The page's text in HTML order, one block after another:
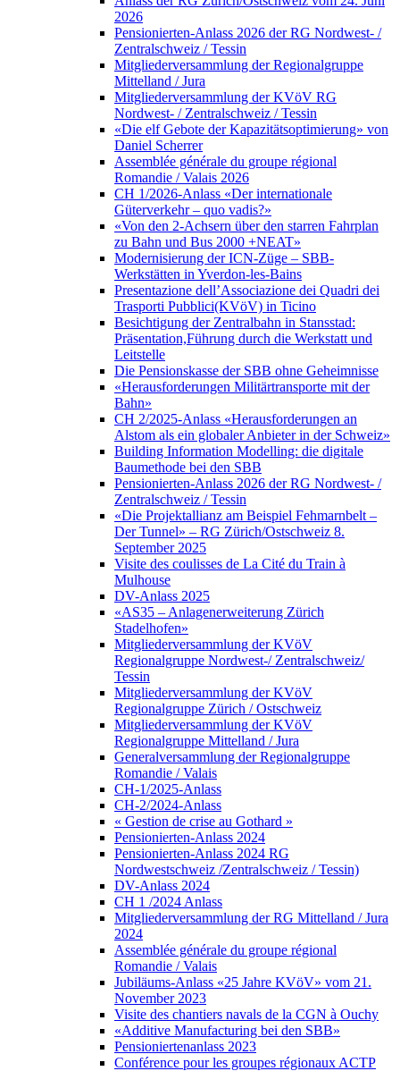
2026
Pensionierten-Anlass 2026 der RG Nordwest- /
Zentralschweiz / Tessin
Mitgliederversammlung der Regionalgruppe
Mittelland / Jura
Mitgliederversammlung der KVöV RG
Nordwest- / Zentralschweiz / Tessin
«Die elf Gebote der Kapazitätsoptimierung» von
Daniel Scherrer
Assemblée générale du groupe régional
Romandie / Valais 2026
CH 1/2026-Anlass «Der internationale
Güterverkehr – quo vadis?»
«Von den 2-Achsern über den starren Fahrplan
zu Bahn und Bus 2000 +NEAT»
Modernisierung der ICN-Züge – SBB-
Werkstätten in Yverdon-les-Bains
Presentazione dell’Associazione dei Quadri dei
Trasporti Pubblici(KVöV) in Ticino
Besichtigung der Zentralbahn in Stansstad:
Präsentation,Führung durch die Werkstatt und
Leitstelle
Die Pensionskasse der SBB ohne Geheimnisse
«Herausforderungen Militärtransporte mit der
Bahn»
CH 2/2025-Anlass «Herausforderungen an
Alstom als ein globaler Anbieter in der Schweiz»
Building Information Modelling: die digitale
Baumethode bei den SBB
Pensionierten-Anlass 2026 der RG Nordwest- /
Zentralschweiz / Tessin
«Die Projektallianz am Beispiel Fehmarnbelt –
Der Tunnel» – RG Zürich/Ostschweiz 8.
September 2025
Visite des coulisses de La Cité du Train à
Mulhouse
DV-Anlass 2025
«AS35 – Anlagenerweiterung Zürich
Stadelhofen»
Mitgliederversammlung der KVöV
Regionalgruppe Nordwest-/ Zentralschweiz/
Tessin
Mitgliederversammlung der KVöV
Regionalgruppe Zürich / Ostschweiz
Mitgliederversammlung der KVöV
Regionalgruppe Mittelland / Jura
Generalversammlung der Regionalgruppe
Romandie / Valais
CH-1/2025-Anlass
CH-2/2024-Anlass
« Gestion de crise au Gothard »
Pensionierten-Anlass 2024
Pensionierten-Anlass 2024 RG
Nordwestschweiz /Zentralschweiz / Tessin)
DV-Anlass 2024
CH 1 /2024 Anlass
Mitgliederversammlung der RG Mittelland / Jura
2024
Assemblée générale du groupe régional
Romandie / Valais
Jubiläums-Anlass «25 Jahre KVöV» vom 21.
November 2023
Visite des chantiers navals de la CGN à Ouchy
«Additive Manufacturing bei den SBB»
Pensioniertenanlass 2023
Conférence pour les groupes régionaux ACTP